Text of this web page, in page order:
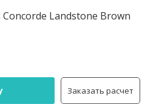
Landstone Brown
Заказать расчет